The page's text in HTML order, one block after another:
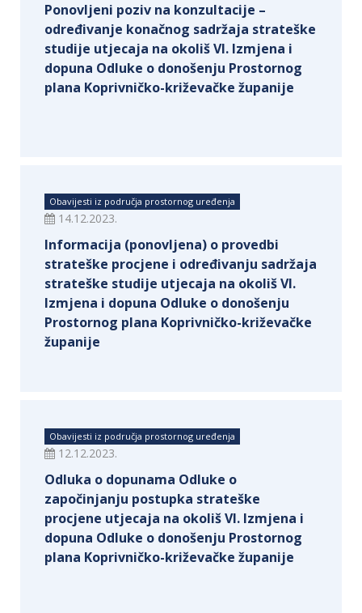
Ponovljeni poziv na konzultacije –
određivanje konačnog sadržaja strateške
studije utjecaja na okoliš VI. Izmjena i
dopuna Odluke o donošenju Prostornog
plana Koprivničko-križevačke županije
Obavijesti iz područja prostornog uređenja
14.12.2023.
Informacija (ponovljena) o provedbi
strateške procjene i određivanju sadržaja
strateške studije utjecaja na okoliš VI.
Izmjena i dopuna Odluke o donošenju
Prostornog plana Koprivničko-križevačke
županije
Obavijesti iz područja prostornog uređenja
12.12.2023.
Odluka o dopunama Odluke o
započinjanju postupka strateške
procjene utjecaja na okoliš VI. Izmjena i
dopuna Odluke o donošenju Prostornog
plana Koprivničko-križevačke županije